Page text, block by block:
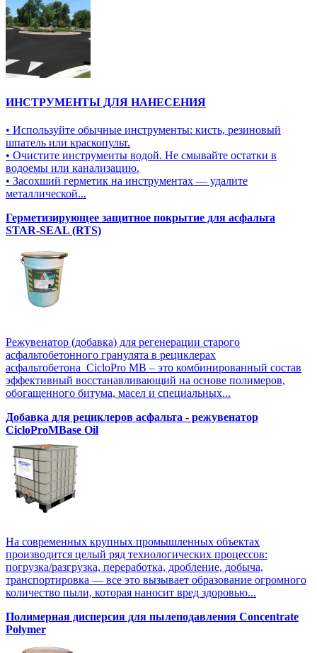
ИНСТРУМЕНТЫ ДЛЯ НАНЕСЕНИЯ
• Используйте обычные инструменты: кисть, резиновый
шпатель или краскопульт.
• Очистите инструменты водой. Не смывайте остатки в
водоемы или канализацию.
• Засохший герметик на инструментах — удалите
металлической...
Герметизирующее защитное покрытие для асфальта
STAR-SEAL (RTS)
Режувенатор (добавка) для регенерации старого
асфальтобетонного гранулята в рециклерах
асфальтобетона CicloPro MB – это комбинированный состав
эффективный восстанавливающий на основе полимеров,
обогащенного битума, масел и специальных...
Добавка для рециклеров асфальта - режувенатор
CicloProMBase Oil
На современных крупных промышленных объектах
производится целый ряд технологических процессов:
погрузка/разгрузка, переработка, дробление, добыча,
транспортировка — все это вызывает образование огромного
количество пыли, которая наносит вред здоровью...
Полимерная дисперсия для пылеподавления Concentrate
Polymer